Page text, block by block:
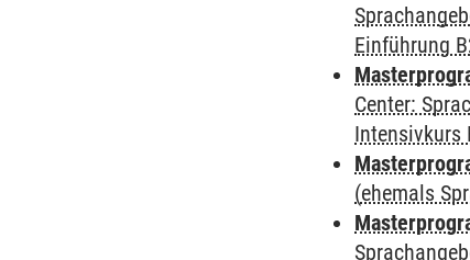
Einführung
Center:
Intensivkurs
(ehemals